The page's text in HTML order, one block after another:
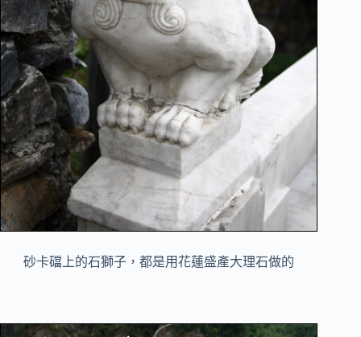
砂卡礑上的石獅子，都是用花蓮盛產大理石做的